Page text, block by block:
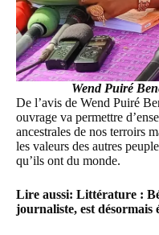
Wend Puiré
De l’avis de Wend Puiré
ouvrage va permettre
ancestrales de nos terroirs
les valeurs des autres
qu’ils ont du monde.
Lire aussi: Littérature :
journaliste, est désormais